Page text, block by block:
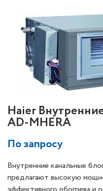
Haier
AD-MHERA
По запросу
Внутренние канальные
предлагают высокую